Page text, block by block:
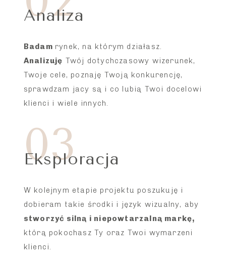
Analiza
Badam rynek, na którym działasz.
Analizuję Twój dotychczasowy wizerunek,
Twoje cele, poznaję Twoją konkurencję,
sprawdzam jacy są i co lubią Twoi docelowi
klienci i wiele innych.
03
Eksploracja
W kolejnym etapie projektu poszukuję i
dobieram takie środki i język wizualny, aby
stworzyć silną i niepowtarzalną markę,
którą pokochasz Ty oraz Twoi wymarzeni
klienci.